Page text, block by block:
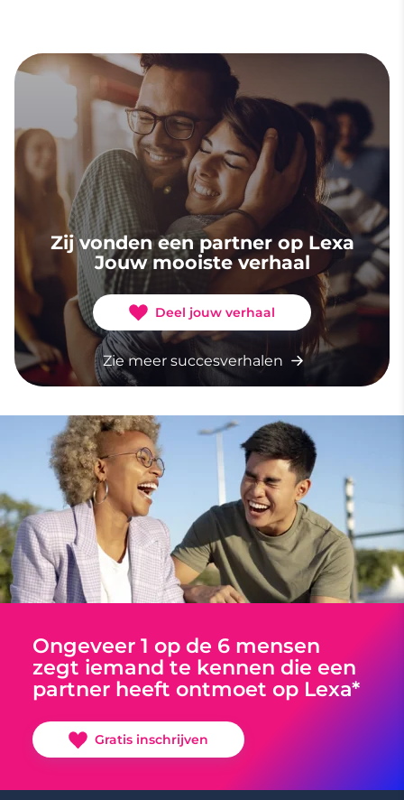
Zij vonden een partner op Lexa
Jouw mooiste verhaal
Deel jouw verhaal
Zie meer succesverhalen
Ongeveer 1 op de 6 mensen
zegt iemand te kennen die een
partner heeft ontmoet op Lexa*
Gratis inschrijven